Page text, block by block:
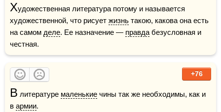
Художественная литература потому и называется
художественной, что рисует жизнь такою, какова она есть
на самом деле. Ее назначение — правда безусловная и
честная.
+76
В литературе маленькие чины так же необходимы, как и
в армии.